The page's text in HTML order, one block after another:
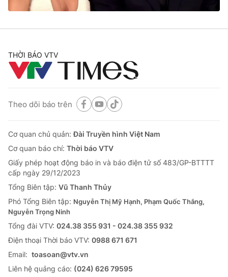
THỜI BÁO VTV
Theo dõi báo trên
Cơ quan chủ quản:Đài Truyền hình Việt Nam
Cơ quan báo chí: Thời báo VTV
Giấy phép hoạt động báo in và báo điện tử số 483/GP-BTTTT
cấp ngày 29/12/2023
Tổng Biên tập: Vũ Thanh Thủy
Phó Tổng Biên tập: Nguyễn Thị Mỹ Hạnh, Phạm Quốc Thắng,
Nguyễn Trọng Ninh
Tổng đài VTV: 024.38 355 931 - 024.38 355 932
Ðiện thoại Thời báo VTV: 0988 671 671
Email: toasoan@vtv.vn
Liên hệ quảng cáo: (024) 626 79595